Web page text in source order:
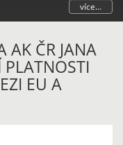
více...
AK ČR JANA
EU A